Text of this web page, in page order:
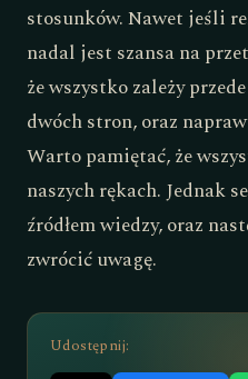
stosunków. Nawet jeśli
nadal jest szansa na
że wszystko zależy
dwóch stron, oraz
Warto pamiętać, że
naszych rękach. Jednak
źródłem wiedzy, oraz
zwrócić uwagę.
Udostępnij: